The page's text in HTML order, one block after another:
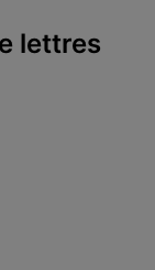
lettres